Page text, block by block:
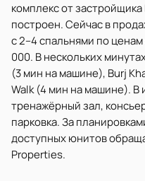
комплекс от
построен. Сейчас в
с 2–4 спальнями по ценам
000. В нескольких
(3 мин на машине), Burj
Walk (4 мин на машине). В
тренажёрный зал,
парковка. За
доступных юнитов
Properties.